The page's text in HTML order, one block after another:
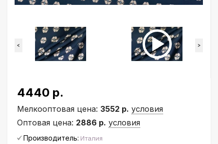
< >
4440 р.
Мелкооптовая цена: 3552 р. условия
Оптовая цена: 2886 р. условия
Производитель: Италия